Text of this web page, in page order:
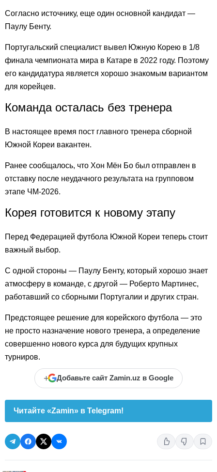
Согласно источнику, еще один основной кандидат —
Паулу Бенту.
Португальский специалист вывел Южную Корею в 1/8
финала чемпионата мира в Катаре в 2022 году. Поэтому
его кандидатура является хорошо знакомым вариантом
для корейцев.
Команда осталась без тренера
В настоящее время пост главного тренера сборной
Южной Кореи вакантен.
Ранее сообщалось, что Хон Мён Бо был отправлен в
отставку после неудачного результата на групповом
этапе ЧМ-2026.
Корея готовится к новому этапу
Перед Федерацией футбола Южной Кореи теперь стоит
важный выбор.
С одной стороны — Паулу Бенту, который хорошо знает
атмосферу в команде, с другой — Роберто Мартинес,
работавший со сборными Португалии и других стран.
Предстоящее решение для корейского футбола — это
не просто назначение нового тренера, а определение
совершенно нового курса для будущих крупных
турниров.
+ Добавьте сайт Zamin.uz в Google
Читайте «Zamin» в Telegram!